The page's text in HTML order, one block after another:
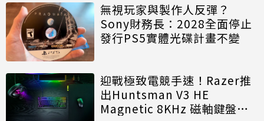
無視玩家與製作人反彈？
Sony財務長：2028全面停止
發行PS5實體光碟計畫不變
迎戰極致電競手速！Razer推
出Huntsman V3 HE
Magnetic 8KHz 磁軸鍵盤效